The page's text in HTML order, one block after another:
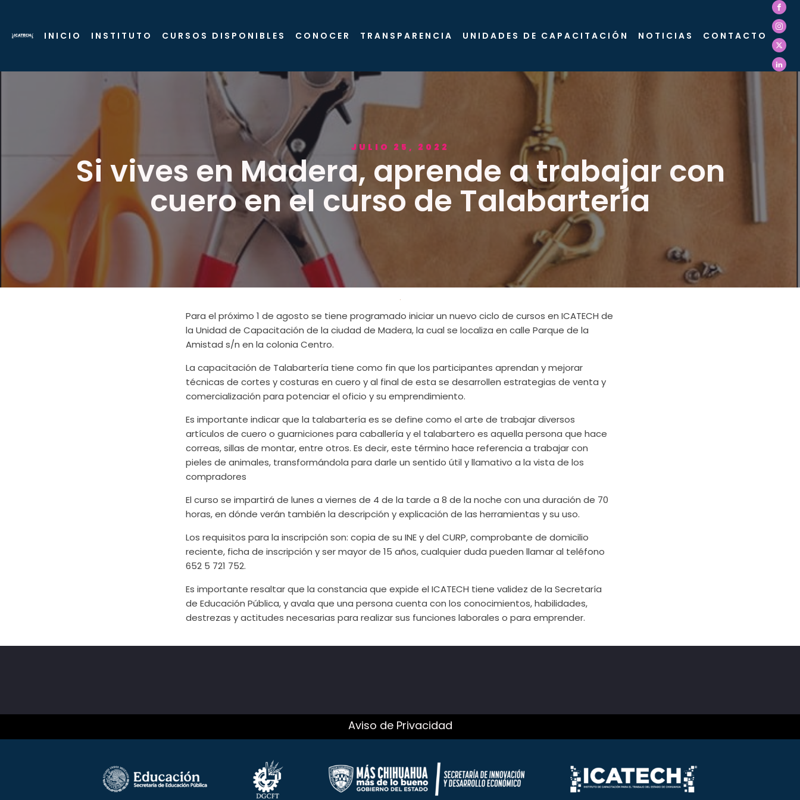
INICIO INSTITUTO CURSOS DISPONIBLES CONOCER TRANSPARENCIA UNIDADES DE CAPACITACIÓN NOTICIAS CONTACTO
JULIO 25, 2022
Si vives en Madera, aprende a trabajar con
cuero en el curso de Talabartería
Para el próximo 1 de agosto se tiene programado iniciar un nuevo ciclo de cursos en ICATECH de
la Unidad de Capacitación de la ciudad de Madera, la cual se localiza en calle Parque de la
Amistad s/n en la colonia Centro.
La capacitación de Talabartería tiene como fin que los participantes aprendan y mejorar
técnicas de cortes y costuras en cuero y al final de esta se desarrollen estrategias de venta y
comercialización para potenciar el oficio y su emprendimiento.
Es importante indicar que la talabartería es se define como el arte de trabajar diversos
artículos de cuero o guarniciones para caballería y el talabartero es aquella persona que hace
correas, sillas de montar, entre otros. Es decir, este término hace referencia a trabajar con
pieles de animales, transformándola para darle un sentido útil y llamativo a la vista de los
compradores
El curso se impartirá de lunes a viernes de 4 de la tarde a 8 de la noche con una duración de 70
horas, en dónde verán también la descripción y explicación de las herramientas y su uso.
Los requisitos para la inscripción son: copia de su INE y del CURP, comprobante de domicilio
reciente, ficha de inscripción y ser mayor de 15 años, cualquier duda pueden llamar al teléfono
652 5 721 752.
Es importante resaltar que la constancia que expide el ICATECH tiene validez de la Secretaría
de Educación Pública, y avala que una persona cuenta con los conocimientos, habilidades,
destrezas y actitudes necesarias para realizar sus funciones laborales o para emprender.
Aviso de Privacidad